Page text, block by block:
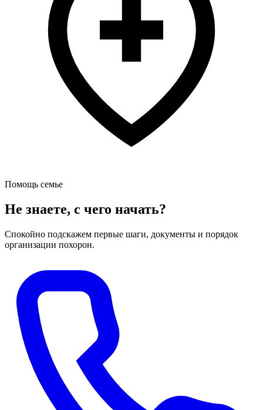
Помощь семье
Не знаете, с чего начать?
Спокойно подскажем первые шаги, документы и порядок
организации похорон.